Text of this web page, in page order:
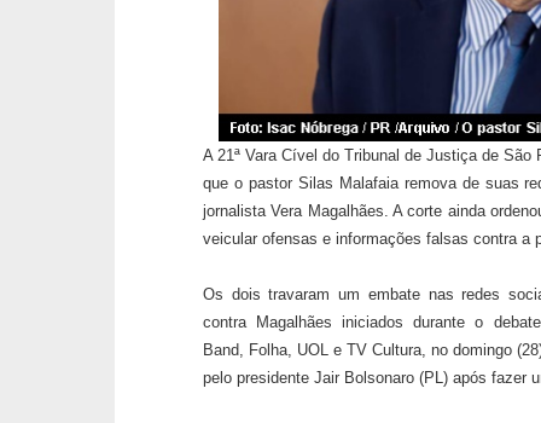
A 21ª Vara Cível do Tribunal de Justiça de
que o pastor Silas Malafaia remova de suas
jornalista Vera Magalhães. A corte ainda
veicular ofensas e informações falsas contra a
Os dois travaram um embate nas redes
contra Magalhães iniciados durante o
Band, Folha, UOL e TV Cultura, no domingo
pelo presidente Jair Bolsonaro (PL) após fazer